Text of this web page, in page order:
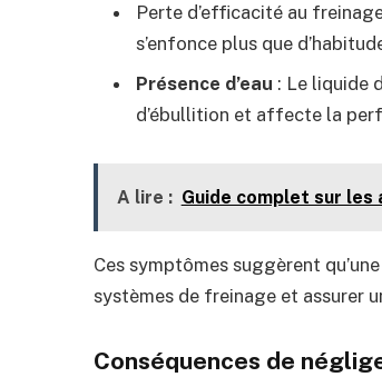
Perte d’efficacité au
s’enfonce plus que
Présence d’eau : Le liquide
d’ébullition et affecte la
A lire : Guide complet sur
Ces symptômes suggèrent
systèmes de freinage et assurer
Conséquences de